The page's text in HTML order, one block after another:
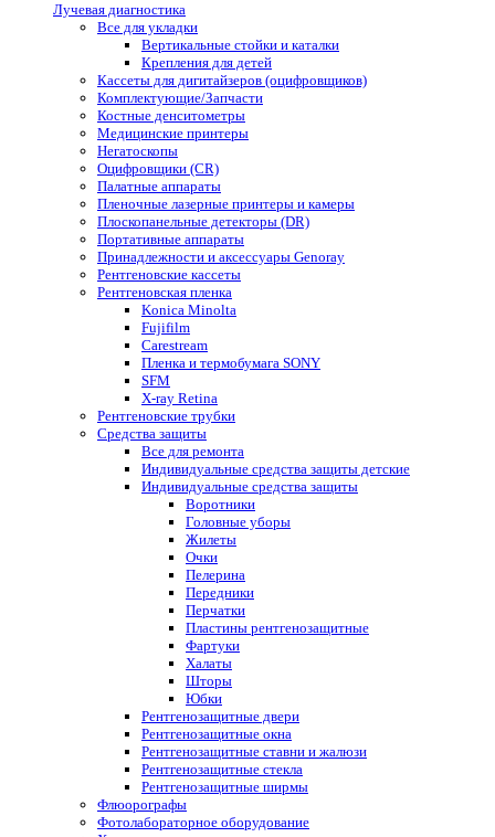
Лучевая диагностика
Все для укладки
Вертикальные стойки и каталки
Крепления для детей
Кассеты для дигитайзеров (оцифровщиков)
Комплектующие/Запчасти
Костные денситометры
Медицинские принтеры
Негатоскопы
Оцифровщики (CR)
Палатные аппараты
Пленочные лазерные принтеры и камеры
Плоскопанельные детекторы (DR)
Портативные аппараты
Принадлежности и аксессуары Genoray
Рентгеновские кассеты
Рентгеновская пленка
Konica Minolta
Fujifilm
Carestream
Пленка и термобумага SONY
SFM
X-ray Retina
Рентгеновские трубки
Средства защиты
Все для ремонта
Индивидуальные средства защиты детские
Индивидуальные средства защиты
Воротники
Головные уборы
Жилеты
Очки
Пелерина
Передники
Перчатки
Пластины рентгенозащитные
Фартуки
Халаты
Шторы
Юбки
Рентгенозащитные двери
Рентгенозащитные окна
Рентгенозащитные ставни и жалюзи
Рентгенозащитные стекла
Рентгенозащитные ширмы
Флюорографы
Фотолабораторное оборудование